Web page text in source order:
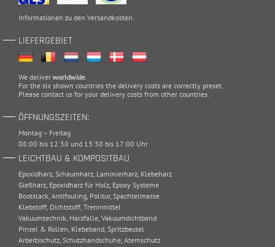
Informationen zu den Versandkosten.
LIEFERGEBIET
We deliver worldwide.
For the six shown countries the delivery costs are correctly preset.
Please contact us for your delivery costs from other countries.
ÖFFNUNGSZEITEN:
Montag – Freitag
08:00 bis 12:30 und 13:30 bis 17:00 Uhr
LEICHTBAU & KOMPOSITBAU
Epoxidharz, Schaumharz, Laminierharz, Klebeharz
Gießharz, Epoxidharz für Holz, Epoxy Systeme
Bootslack, Antifouling, Politur, Spachtelmasse
Klebstoff, Dichtstoff, Trennmittel
Vakuumtechnik, Harzfalle, Vakuumdichtband
Pinsel & Rollen, Klebeband, Spritzbeutel
Arbeitsschutz, Schutzhandschuhe, Atemschutz